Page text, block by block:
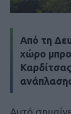
Από τη
χώρο